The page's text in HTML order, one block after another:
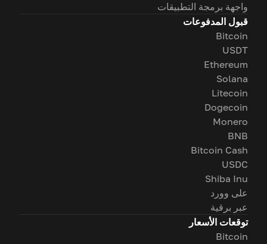
واجهة برمجة التطبيقات
قبول المدفوعات
Bitcoin
USDT
Ethereum
Solana
Litecoin
Dogecoin
Monero
BNB
Bitcoin Cash
USDC
Shiba Inu
على وورد
عبر برقية
توقعات الأسعار
Bitcoin